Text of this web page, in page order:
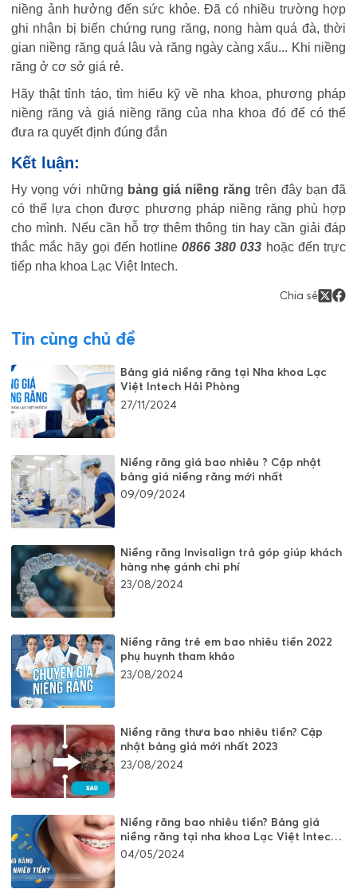
niềng ảnh hưởng đến sức khỏe. Đã có nhiều trường hợp
ghi nhận bị biến chứng rụng răng, nong hàm quá đà, thời
gian niềng răng quá lâu và răng ngày càng xấu... Khi niềng
răng ở cơ sở giá rẻ.
Hãy thật tỉnh táo, tìm hiểu kỹ về nha khoa, phương pháp
niềng răng và giá niềng răng của nha khoa đó để có thể
đưa ra quyết định đúng đắn
Kết luận:
Hy vọng với những bảng giá niềng răng trên đây bạn đã
có thể lựa chọn được phương pháp niềng răng phù hợp
cho mình. Nếu cần hỗ trợ thêm thông tin hay cần giải đáp
thắc mắc hãy gọi đến hotline0866 380 033 hoặc đến trực
tiếp nha khoa Lạc Việt Intech.
Chia sẻ
Tin cùng chủ đề
Bảng giá niềng răng tại Nha khoa Lạc
Việt Intech Hải Phòng
27/11/2024
Niềng răng giá bao nhiêu ? Cập nhật
bảng giá niềng răng mới nhất
09/09/2024
Niềng răng Invisalign trả góp giúp khách
hàng nhẹ gánh chi phí
23/08/2024
Niềng răng trẻ em bao nhiêu tiền 2022
phụ huynh tham khảo
23/08/2024
Niềng răng thưa bao nhiêu tiền? Cập
nhật bảng giá mới nhất 2023
23/08/2024
Niềng răng bao nhiêu tiền? Bảng giá
niềng răng tại nha khoa Lạc Việt Intech
Hà Nội
04/05/2024